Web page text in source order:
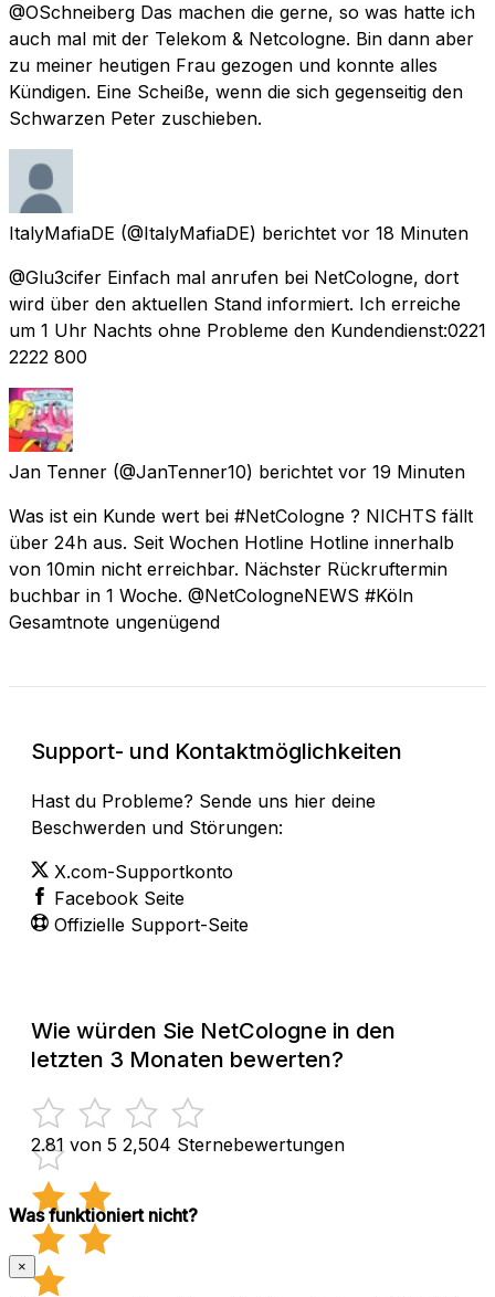
@OSchneiberg Das machen die gerne, so was hatte ich
auch mal mit der Telekom & Netcologne. Bin dann aber
zu meiner heutigen Frau gezogen und konnte alles
Kündigen. Eine Scheiße, wenn die sich gegenseitig den
Schwarzen Peter zuschieben.
ItalyMafiaDE (@ItalyMafiaDE) berichtet vor 18 Minuten
@Glu3cifer Einfach mal anrufen bei NetCologne, dort
wird über den aktuellen Stand informiert. Ich erreiche
um 1 Uhr Nachts ohne Probleme den Kundendienst:0221
2222 800
Jan Tenner (@JanTenner10) berichtet vor 19 Minuten
Was ist ein Kunde wert bei #NetCologne ? NICHTS fällt
über 24h aus. Seit Wochen Hotline Hotline innerhalb
von 10min nicht erreichbar. Nächster Rückruftermin
buchbar in 1 Woche. @NetCologneNEWS #Köln
Gesamtnote ungenügend
Support- und Kontaktmöglichkeiten
Hast du Probleme? Sende uns hier deine
Beschwerden und Störungen:
X.com-Supportkonto
Facebook Seite
Offizielle Support-Seite
Wie würden Sie NetCologne in den
letzten 3 Monaten bewerten?
2.81 von 5 2,504 Sternebewertungen
Was funktioniert nicht?
×